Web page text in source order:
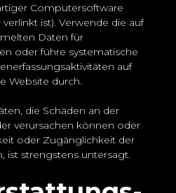
Computersoftware
ist). Verwende die auf
Daten für
oder führe systematische
auf
Website durch.
die Schäden an der
verursachen können oder
oder Zugänglichkeit der
ist strengstens untersagt.